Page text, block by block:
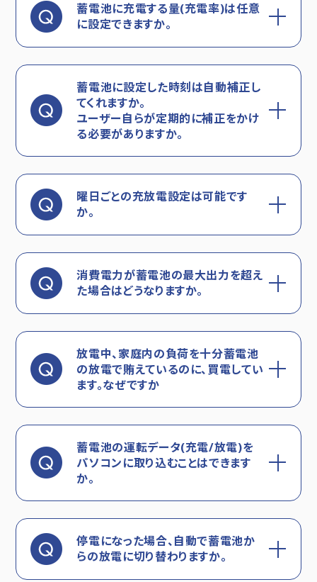
蓄電池に充電する量(充電率)は任意
に設定できますか。
蓄電池に設定した時刻は自動補正し
てくれますか。
ユーザー自らが定期的に補正をかけ
る必要がありますか。
曜日ごとの充放電設定は可能です
か。
消費電力が蓄電池の最大出力を超え
た場合はどうなりますか。
放電中、家庭内の負荷を十分蓄電池
の放電で賄えているのに、買電してい
ます。なぜですか
蓄電池の運転データ(充電/放電)を
パソコンに取り込むことはできます
か。
停電になった場合、自動で蓄電池か
らの放電に切り替わりますか。